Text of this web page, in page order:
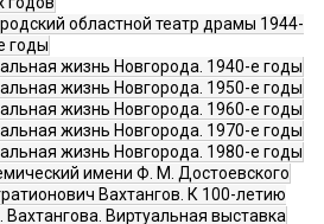
областной театр драмы 1944-
годы
жизнь Новгорода. 1940-е годы
жизнь Новгорода. 1950-е годы
жизнь Новгорода. 1960-е годы
жизнь Новгорода. 1970-е годы
жизнь Новгорода. 1980-е годы
имени Ф. М. Достоевского
Вахтангов. К 100-летию
Вахтангова. Виртуальная выставка